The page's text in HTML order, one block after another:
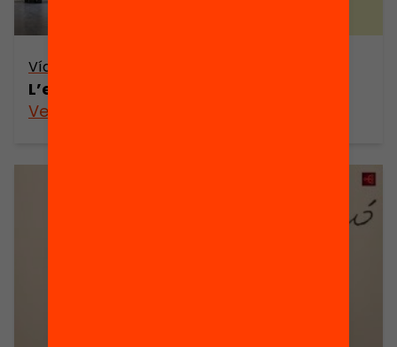
Vídeo
L’escola no és per a tu
Veure’n més